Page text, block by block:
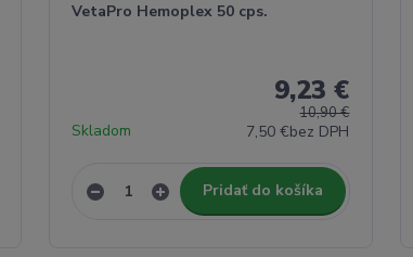
VetaPro Hemoplex 50 cps.
10,90 €
9,23 €
7,50 €bez DPH
Skladom
Pridať do košíka